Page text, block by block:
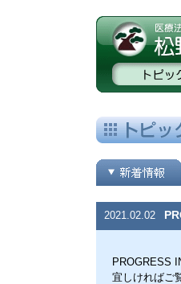
2021.02.02
PROGRESS
宜しければご